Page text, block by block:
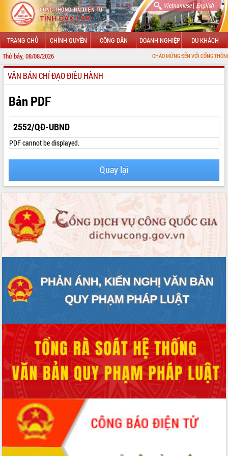
Vietnamese| English
TRANG CHỦ CHÍNH QUYỀN CÔNG DÂN DOANH NGHIỆP DU KHÁCH
Thứ bảy, 08/08/2026 CHÀO MỪNG ĐẾN VỚI CỔNG THÔNG TIN ĐIỆN
GIỚI THIỆU
LÃNH ĐẠO UBND TỈNH
TIN TỨC SỰ KIỆN
SỞ, BAN, NGÀNH
UBND CÁC XÃ, PHƯỜNG
THÔNG TIN CHỈ ĐẠO ĐIỀU HÀNH
VĂN BẢN HĐND TỈNH
ĐIỂM TIN VĂN BẢN
VĂN BẢN CHỈ ĐẠO ĐIỀU HÀNH
Bản PDF
2552/QĐ-UBND
PDF cannot be displayed.
Quay lại